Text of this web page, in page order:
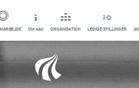
OM AAU ORGANISATION LEDIGE STILLINGER